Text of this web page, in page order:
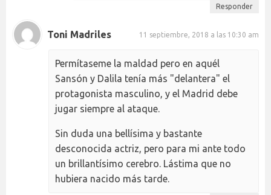
Responder
Toni Madriles 11 septiembre, 2018 a las 10:30 am
Permítaseme la maldad pero en aquél
Sansón y Dalila tenía más "delantera" el
protagonista masculino, y el Madrid debe
jugar siempre al ataque.
Sin duda una bellísima y bastante
desconocida actriz, pero para mi ante todo
un brillantísimo cerebro. Lástima que no
hubiera nacido más tarde.